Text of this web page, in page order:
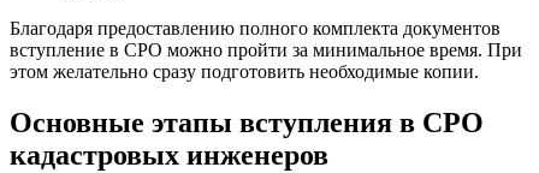
Благодаря предоставлению полного комплекта документов
вступление в СРО можно пройти за минимальное время. При
этом желательно сразу подготовить необходимые копии.
Основные этапы вступления в СРО
кадастровых инженеров